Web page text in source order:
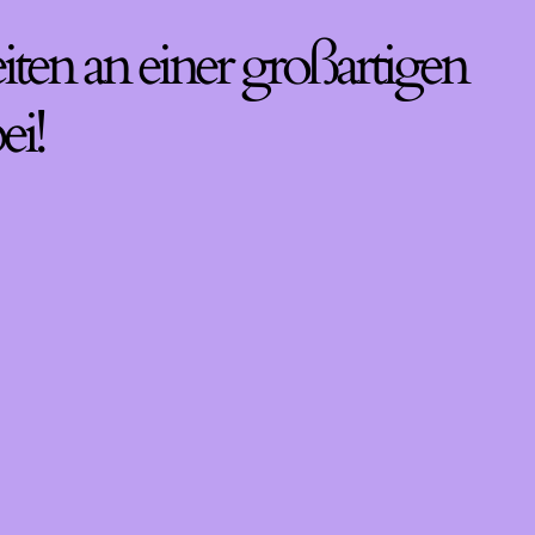
an einer großartigen